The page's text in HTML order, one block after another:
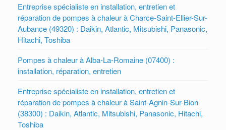
Entreprise spécialiste en installation, entretien et
réparation de pompes à chaleur à Charce-Saint-Ellier-Sur-
Aubance (49320) : Daikin, Atlantic, Mitsubishi, Panasonic,
Hitachi, Toshiba
Pompes à chaleur à Alba-La-Romaine (07400) :
installation, réparation, entretien
Entreprise spécialiste en installation, entretien et
réparation de pompes à chaleur à Saint-Agnin-Sur-Bion
(38300) : Daikin, Atlantic, Mitsubishi, Panasonic, Hitachi,
Toshiba